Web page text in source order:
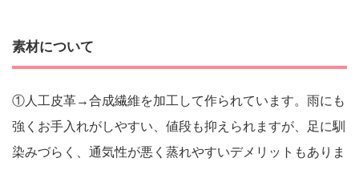
素材について
①人工皮革→合成繊維を加工して作られています。雨にも
強くお手入れがしやすい、値段も抑えられますが、足に馴
染みづらく、通気性が悪く蒸れやすいデメリットもありま